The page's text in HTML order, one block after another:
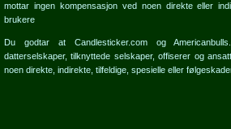
mottar ingen kompensasjon ved noen direkte eller
brukere
Du godtar at Candlesticker.com og
datterselskaper, tilknyttede selskaper, offiserer og
noen direkte, indirekte, tilfeldige, spesielle eller